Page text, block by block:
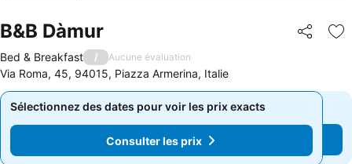
B&B Dàmur Partager
Bed & Breakfast / Aucune évaluation
Via Roma, 45, 94015, Piazza Armerina, Italie
Sélectionnez des dates pour voir les prix exacts
Consulter les prix
Sélectionnez des dates pour voir les prix exacts
Consulter les prix